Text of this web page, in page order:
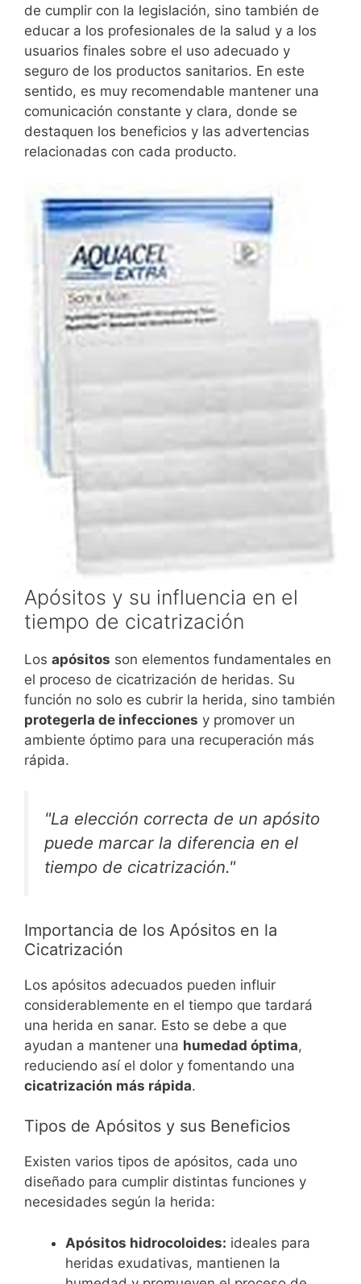
de cumplir con la legislación, sino también de
educar a los profesionales de la salud y a los
usuarios finales sobre el uso adecuado y
seguro de los productos sanitarios. En este
sentido, es muy recomendable mantener una
comunicación constante y clara, donde se
destaquen los beneficios y las advertencias
relacionadas con cada producto.
Apósitos y su influencia en el
tiempo de cicatrización
Los apósitos son elementos fundamentales en
el proceso de cicatrización de heridas. Su
función no solo es cubrir la herida, sino también
protegerla de infecciones y promover un
ambiente óptimo para una recuperación más
rápida.
"La elección correcta de un apósito
puede marcar la diferencia en el
tiempo de cicatrización."
Importancia de los Apósitos en la
Cicatrización
Los apósitos adecuados pueden influir
considerablemente en el tiempo que tardará
una herida en sanar. Esto se debe a que
ayudan a mantener una humedad óptima,
reduciendo así el dolor y fomentando una
cicatrización más rápida.
Tipos de Apósitos y sus Beneficios
Existen varios tipos de apósitos, cada uno
diseñado para cumplir distintas funciones y
necesidades según la herida:
Apósitos hidrocoloides: ideales para
heridas exudativas, mantienen la